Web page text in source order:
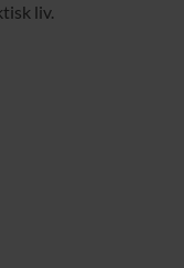
liv.